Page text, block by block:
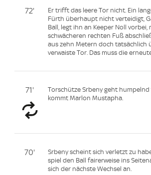
72'
Er trifft das leere Tor nicht. Ein
Fürth überhaupt nicht verteidigt,
Ball, legt ihn an Keeper Noll vorbei,
schwächeren rechten Fuß
aus zehn Metern doch tatsächlich
verwaiste Tor. Das muss die
71'
Torschütze Srbeny geht humpelnd
kommt Marlon Mustapha.
70'
Srbeny scheint sich verletzt zu
spiel den Ball fairerweise ins
sich der nächste Wechsel an.